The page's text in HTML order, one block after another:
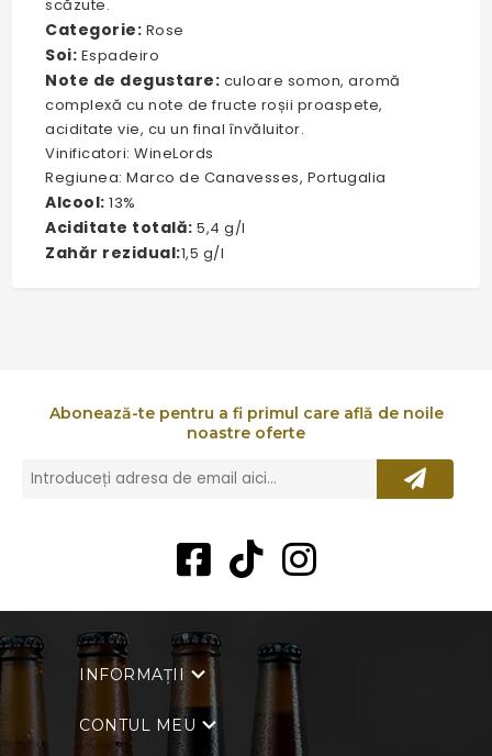
scăzute.
Categorie: Rose
Soi: Espadeiro
Note de degustare: culoare somon, aromă
complexă cu note de fructe roșii proaspete,
aciditate vie, cu un final învăluitor.
Vinificatori: WineLords
Regiunea: Marco de Canavesses, Portugalia
Alcool: 13%
Aciditate totală: 5,4 g/l
Zahăr rezidual:1,5 g/l
Abonează-te pentru a fi primul care află de noile
noastre oferte
INFORMAȚII
CONTUL MEU